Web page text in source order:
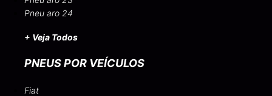
Pneu aro 24
+ Veja Todos
PNEUS POR VEÍCULOS
Fiat